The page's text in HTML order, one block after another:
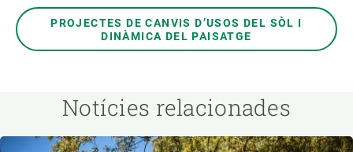
PROJECTES DE CANVIS D’USOS DEL SÒL I
DINÀMICA DEL PAISATGE
Notícies relacionades